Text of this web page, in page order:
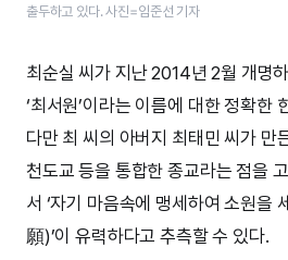
출두하고 있다. 사진=임준선 기자
최순실 씨가 지난 2014년 2월 개명
‘최서원’이라는 이름에 대한 정확한
다만 최 씨의 아버지 최태민 씨가 만
천도교 등을 통합한 종교라는 점을
서 ‘자기 마음속에 맹세하여 소원을
願)’이 유력하다고 추측할 수 있다.